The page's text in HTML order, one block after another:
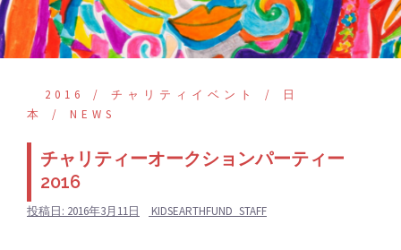
2016 チャリティイベント
日
本
NEWS
チャリティーオークションパーティー
2016
投稿日: 2016年3月11日 KIDSEARTHFUND_STAFF